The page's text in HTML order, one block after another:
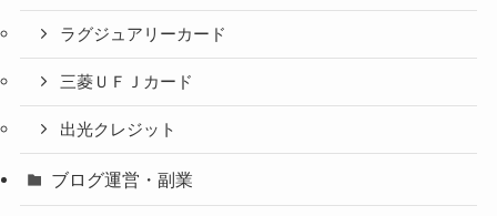
ラグジュアリーカード
三菱ＵＦＪカード
出光クレジット
ブログ運営・副業